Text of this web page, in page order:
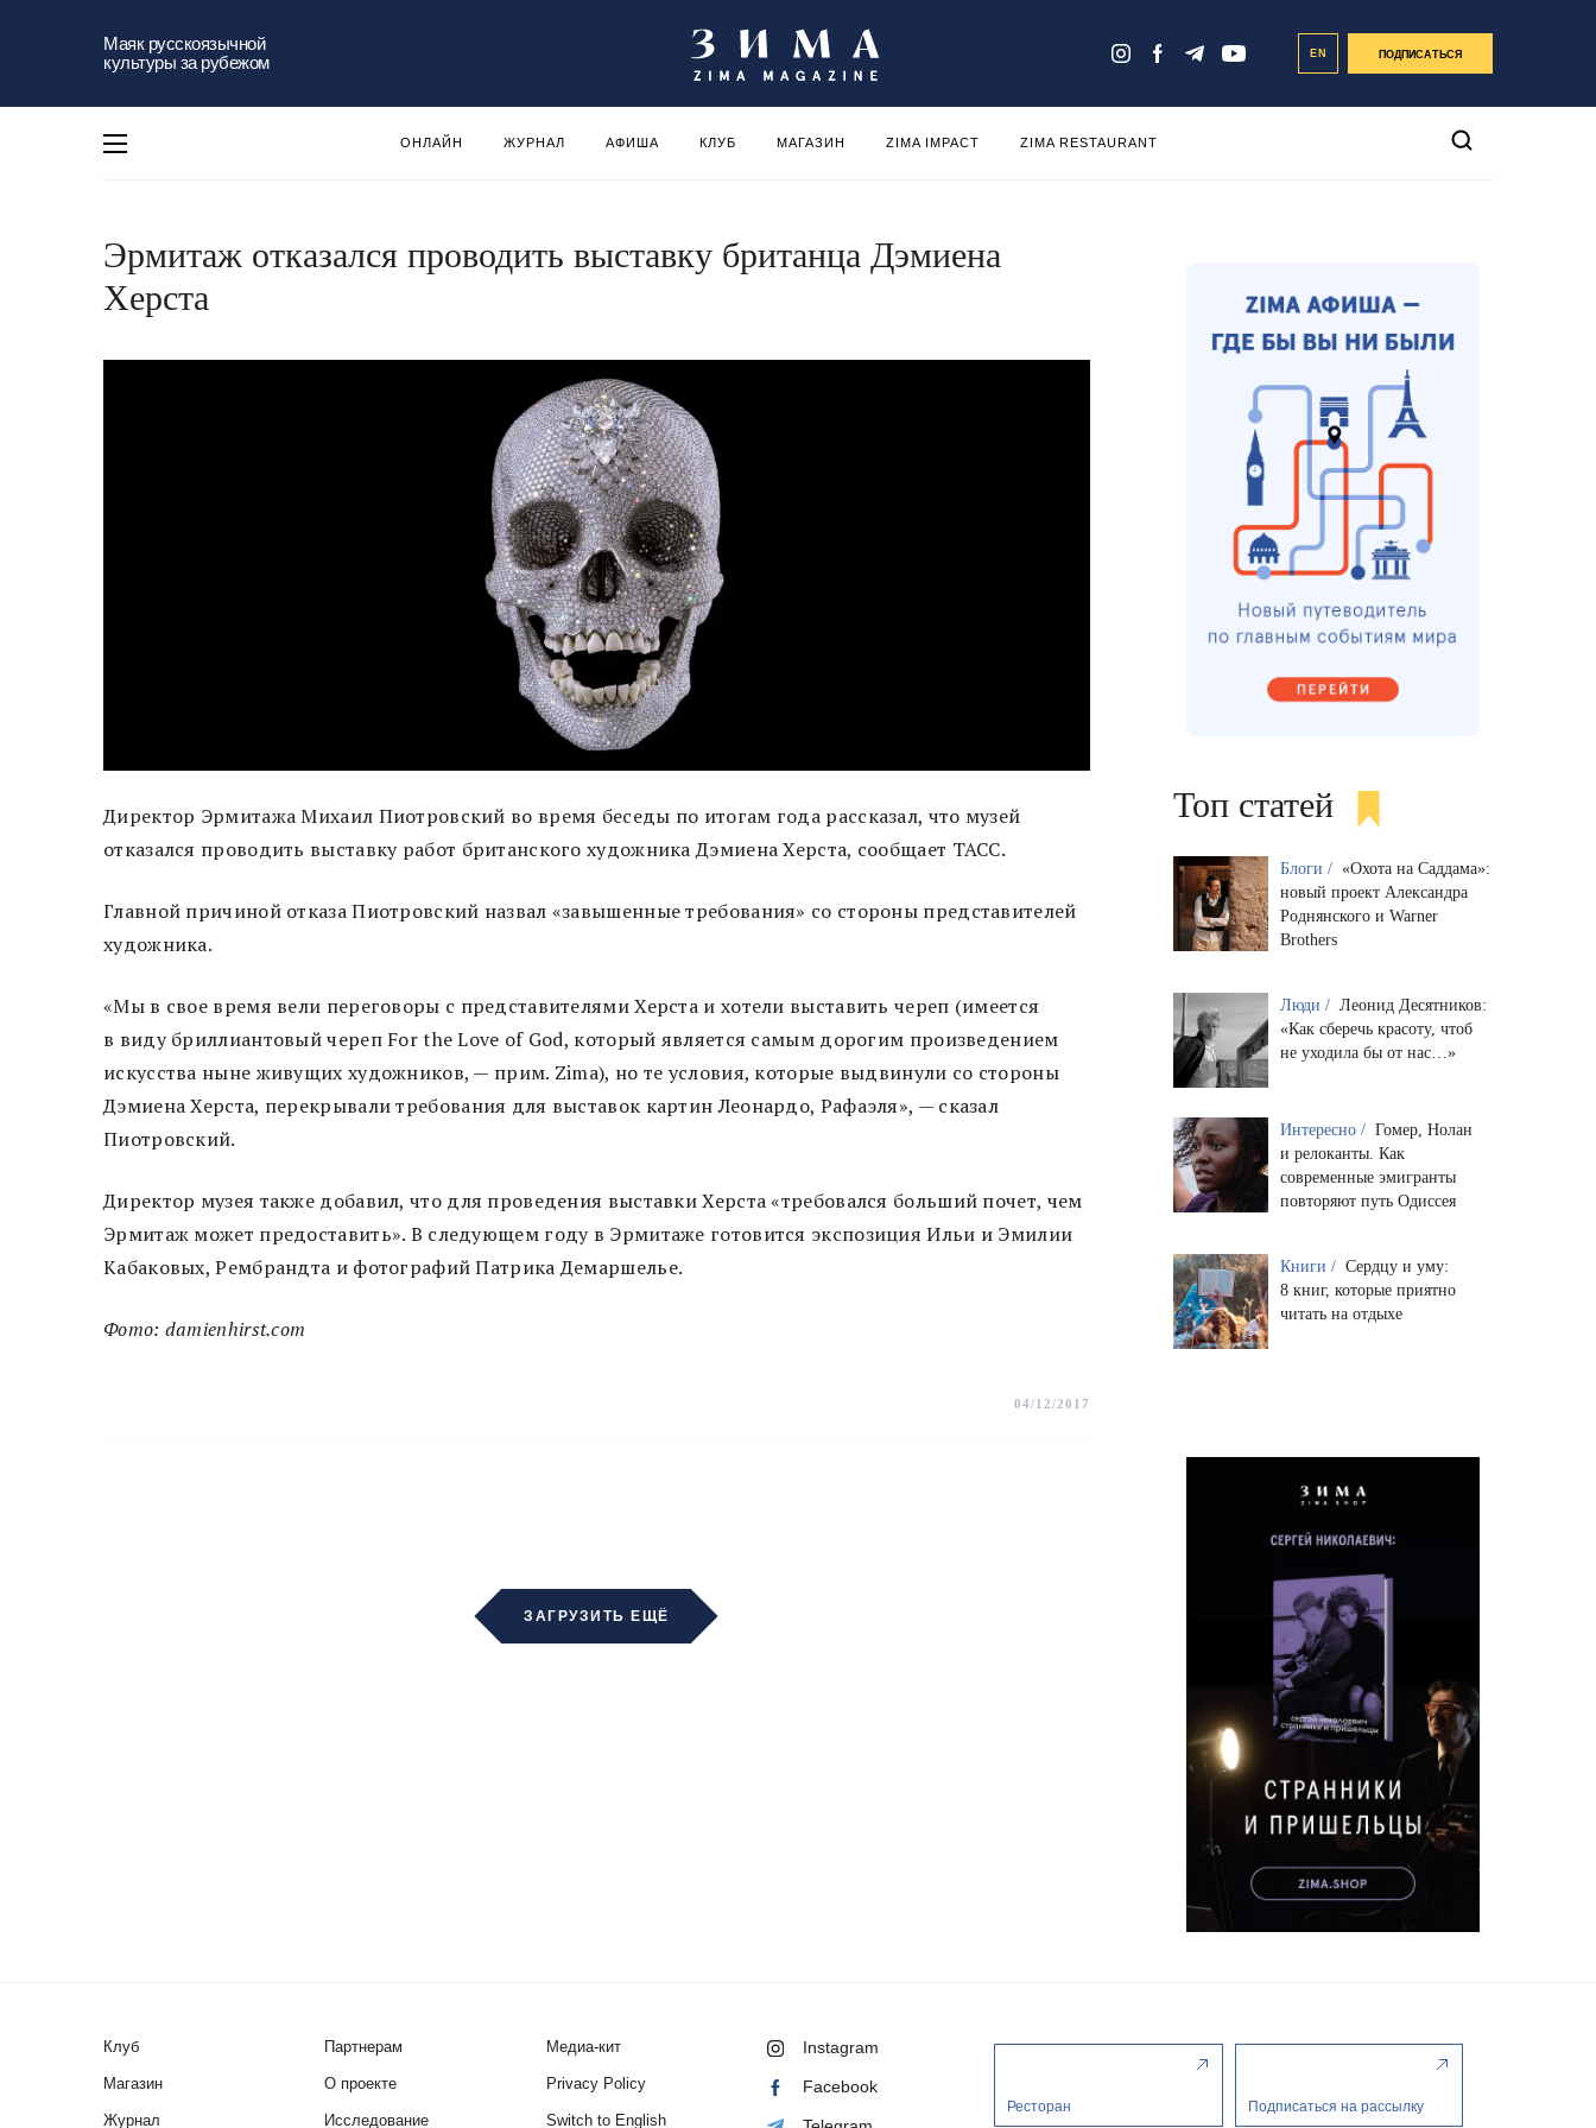
Маяк русскоязычной
культуры за рубежом
EN ПОДПИСАТЬСЯ
ОНЛАЙН ЖУРНАЛ АФИША КЛУБ МАГАЗИН ZIMA IMPACT ZIMA RESTAURANT
Эрмитаж отказался проводить выставку британца Дэмиена
Херста
Директор Эрмитажа Михаил Пиотровский во время беседы по итогам года рассказал, что музей
отказался проводить выставку работ британского художника Дэмиена Херста, сообщает ТАСС.
Главной причиной отказа Пиотровский назвал «завышенные требования» со стороны представителей
художника.
«Мы в свое время вели переговоры с представителями Херста и хотели выставить череп (имеется
в виду бриллиантовый череп For the Love of God, который является самым дорогим произведением
искусства ныне живущих художников, — прим. Zima), но те условия, которые выдвинули со стороны
Дэмиена Херста, перекрывали требования для выставок картин Леонардо, Рафаэля», — сказал
Пиотровский.
Директор музея также добавил, что для проведения выставки Херста «требовался больший почет, чем
Эрмитаж может предоставить». В следующем году в Эрмитаже готовится экспозиция Ильи и Эмилии
Кабаковых, Рембрандта и фотографий Патрика Демаршелье.
Фото: damienhirst.com
04/12/2017
ЗАГРУЗИТЬ ЕЩЁ
Топ статей
Блоги / «Охота на Саддама»:
новый проект Александра
Роднянского и Warner
Brothers
Люди / Леонид Десятников:
«Как сберечь красоту, чтоб
не уходила бы от нас…»
Интересно / Гомер, Нолан
и релоканты. Как
современные эмигранты
повторяют путь Одиссея
Книги / Сердцу и уму:
8 книг, которые приятно
читать на отдыхе
Клуб
Магазин
Журнал
Партнерам
О проекте
Исследование
Медиа-кит
Privacy Policy
Switch to English
Instagram
Facebook
Ресторан Подписаться на рассылку